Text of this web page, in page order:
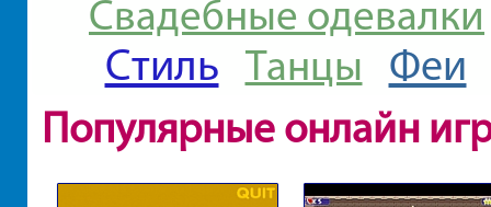
Свадебные одевалки
Стиль Танцы Феи
Популярные онлайн